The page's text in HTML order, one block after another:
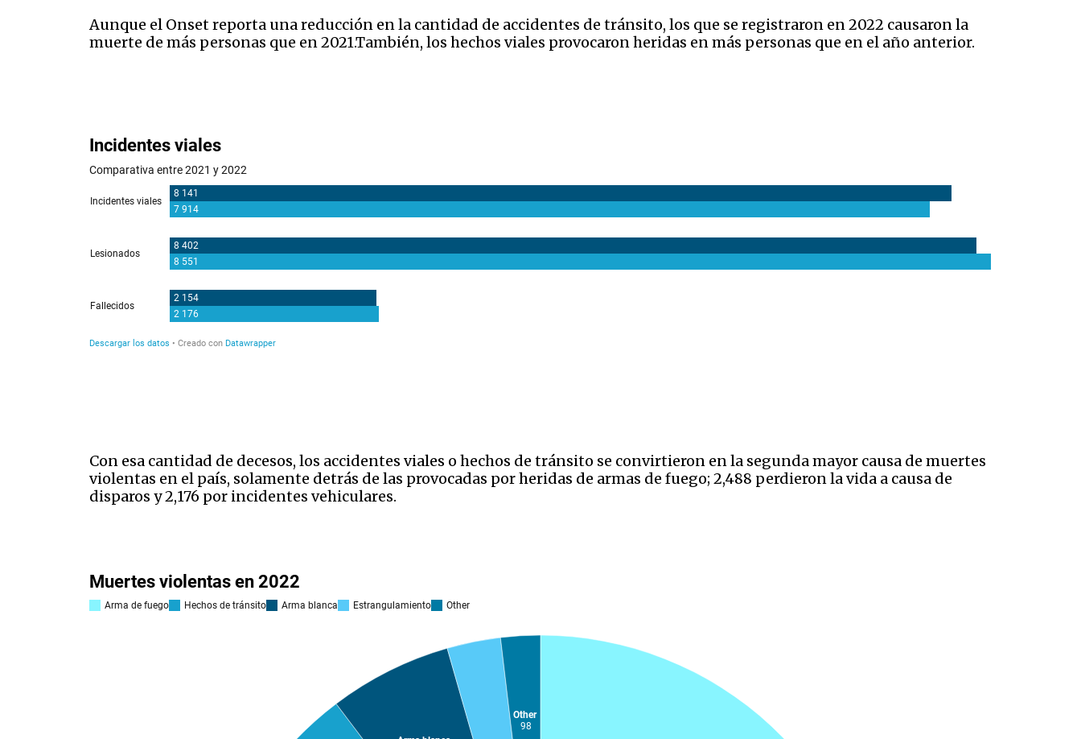
Aunque el Onset reporta una reducción en la cantidad de accidentes de tránsito, los que se registraron en 2022 causaron la
muerte de más personas que en 2021.También, los hechos viales provocaron heridas en más personas que en el año anterior.
Con esa cantidad de decesos, los accidentes viales o hechos de tránsito se convirtieron en la segunda mayor causa de muertes
violentas en el país, solamente detrás de las provocadas por heridas de armas de fuego; 2,488 perdieron la vida a causa de
disparos y 2,176 por incidentes vehiculares.